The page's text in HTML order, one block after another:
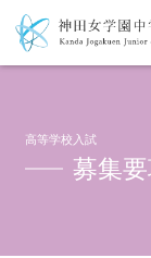
高等学校入試
募集